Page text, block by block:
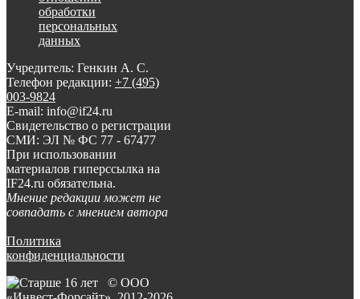
обработки
персональных
данных
Учредитель: Генкин А. С.
Телефон редакции: +7 (495)
003-9824
E-mail: info@if24.ru
Свидетельство о регистрации
СМИ: ЭЛ № ФС 77 - 67477
При использовании
материалов гиперссылка на
IF24.ru обязательна.
Мнение редакции может не
совпадать с мнением автора
Политика
конфиденциальности
© ООО